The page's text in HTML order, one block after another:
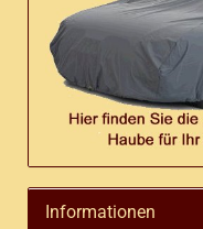
Informationen